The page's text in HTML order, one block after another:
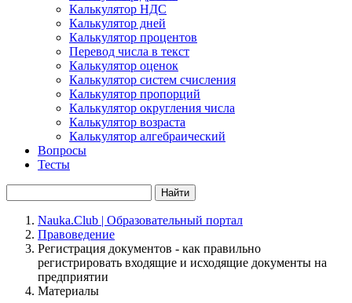
Калькулятор НДС
Калькулятор дней
Калькулятор процентов
Перевод числа в текст
Калькулятор оценок
Калькулятор систем счисления
Калькулятор пропорций
Калькулятор округления числа
Калькулятор возраста
Калькулятор алгебраический
Вопросы
Тесты
Найти
Nauka.Club | Образовательный портал
Правоведение
Регистрация документов - как правильно
регистрировать входящие и исходящие документы на
предприятии
Материалы